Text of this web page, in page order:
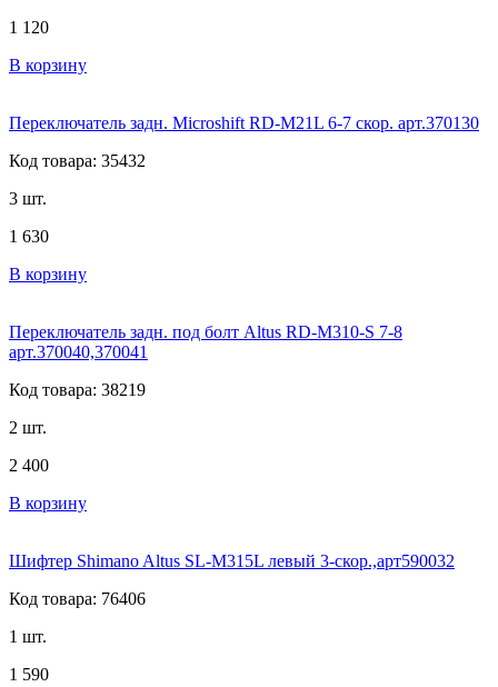
1 120
В корзину
Переключатель задн. Microshift RD-M21L 6-7 скор. арт.370130
Код товара: 35432
3 шт.
1 630
В корзину
Переключатель задн. под болт Altus RD-M310-S 7-8
арт.370040,370041
Код товара: 38219
2 шт.
2 400
В корзину
Шифтер Shimano Altus SL-M315L левый 3-скор.,арт590032
Код товара: 76406
1 шт.
1 590